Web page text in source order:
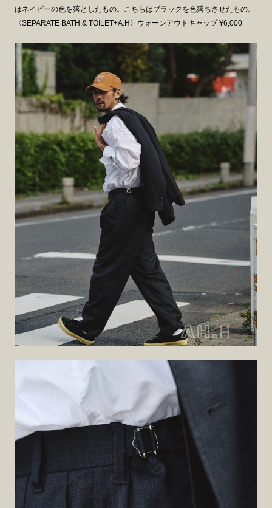
はネイビーの色を落としたもの。こちらはブラックを色落ちさせたもの。
〈SEPARATE BATH & TOILET+A.H〉ウォーンアウトキャップ ¥6,000